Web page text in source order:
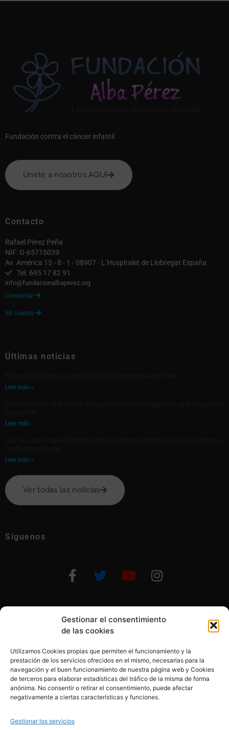
Gestionar el consentimiento
de las cookies
Utilizamos Cookies propias que permiten el funcionamiento y la
prestación de los servicios ofrecidos en el mismo, necesarias para la
navegación y el buen funcionamiento de nuestra página web y Cookies
de terceros para elaborar estadísticas del tráfico de la misma de forma
anónima. No consentir o retirar el consentimiento, puede afectar
negativamente a ciertas características y funciones.
Gestionar los servicios
Fundación contra el cáncer infantil
Únete a nosotros AQUÍ
Contacto
Rafael Pérez Peña
NIF: G-65715039
Av. América 15 - 8 - 1 - 08907 - L’Hospitalet de Llobregat España
Tel. 695 17 82 91
info@fundacionalbaperez.org
Contactar 
Mi cuenta 
Últimas notícias
Leer más »
Leer más »
Leer más »
Ver todas las notícias
Síguenos
Otras formas de ayudar
© 2020, Fundación Alba Pérez. All Rights Reserved